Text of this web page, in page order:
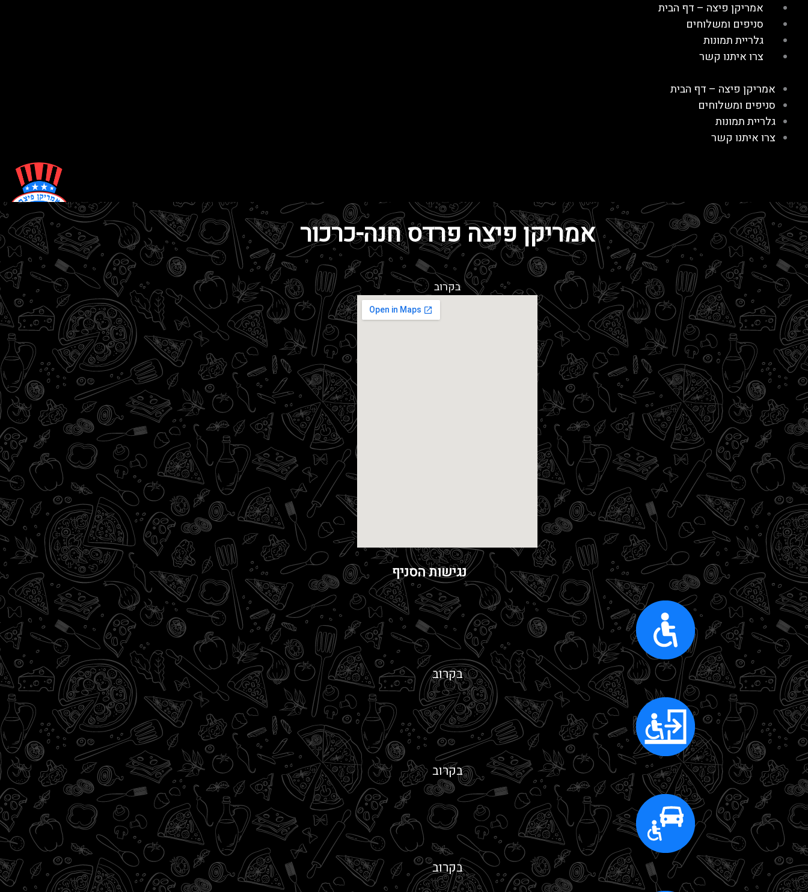
דילוג
לתוכן
אמריקן פיצה – דף הבית
סניפים ומשלוחים
גלריית תמונות
צרו איתנו קשר​
אמריקן פיצה – דף הבית
סניפים ומשלוחים
גלריית תמונות
צרו איתנו קשר​
אמריקן פיצה פרדס חנה-כרכור
בקרוב
נגישות הסניף
בקרוב
בקרוב
בקרוב